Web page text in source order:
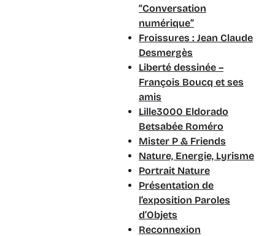
“Conversation
numérique”
Froissures : Jean Claude
Desmergès
Liberté dessinée –
François Boucq et ses
amis
Lille3000 Eldorado
Betsabée Roméro
Mister P & Friends
Nature, Energie, Lyrisme
Portrait Nature
Présentation de
l’exposition Paroles
d’Objets
Reconnexion